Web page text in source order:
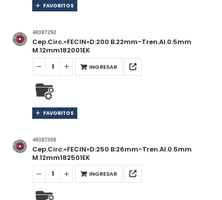
FAVORITOS
40387292
Cep.Circ.»FECIN»D:200 B.22mm-Tren.Al.0.5mm
M.12mm182001EK
INGRESAR
FAVORITOS
40387300
Cep.Circ.»FECIN»D:250 B:26mm-Tren.Al.0.5mm
M.12mm182501EK
INGRESAR